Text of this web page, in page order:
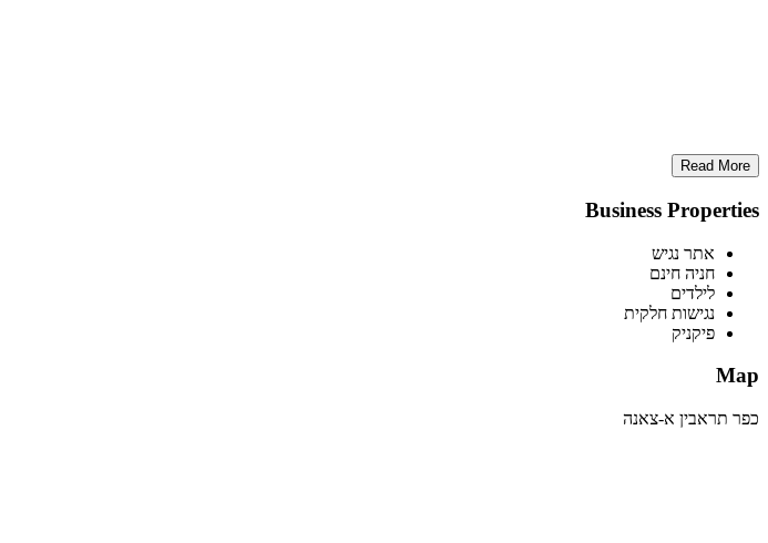
Read More
Business Properties
אתר נגיש
חניה חינם
לילדים
נגישות חלקית
פיקניק
Map
כפר תראבין א-צאנה